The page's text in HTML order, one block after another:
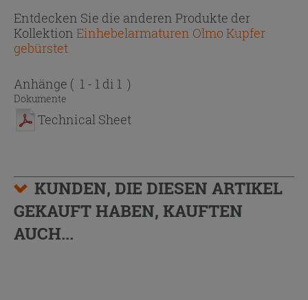
Entdecken Sie die anderen Produkte der
Kollektion Einhebelarmaturen Olmo Kupfer
gebürstet
Anhänge ( 1 - 1 di 1 )
Dokumente
Technical Sheet
KUNDEN, DIE DIESEN ARTIKEL
GEKAUFT HABEN, KAUFTEN
AUCH...